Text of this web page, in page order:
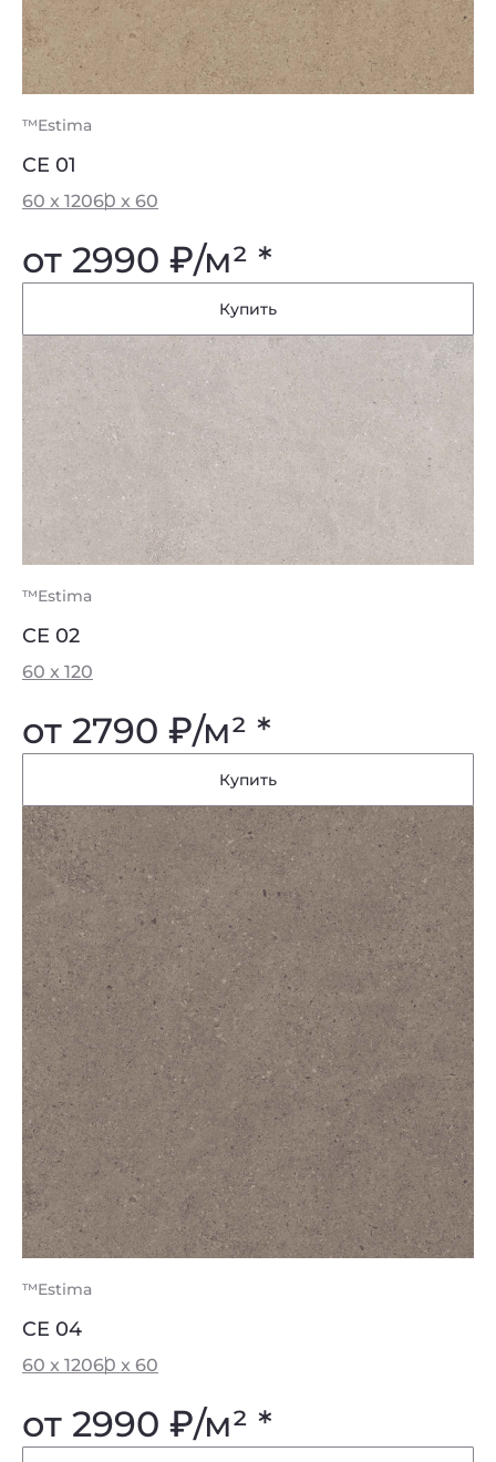
™Estima
CE 01
60 x 12060 x 60
от 2990 ₽/м² *
Купить
™Estima
CE 02
60 x 120
от 2790 ₽/м² *
Купить
™Estima
CE 04
60 x 12060 x 60
от 2990 ₽/м² *